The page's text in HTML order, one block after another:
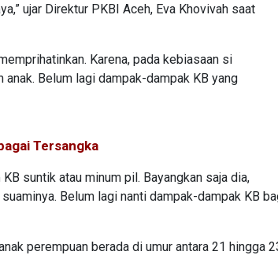
ujar Direktur PKBI Aceh, Eva Khovivah saat
Karena, pada kebiasaan si
Belum lagi dampak-dampak KB yang
Tersangka
suntik atau minum pil. Bayangkan saja dia,
Belum lagi nanti dampak-dampak KB
perempuan berada di umur antara 21 hingga